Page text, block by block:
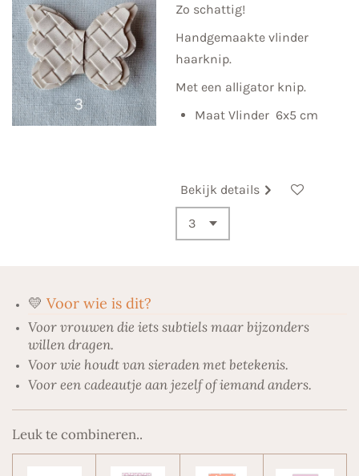
Zo schattig!
Handgemaakte vlinder
haarknip.
Met een alligator knip.
Maat Vlinder 6x5 cm
Bekijk details
💛 Voor wie is dit?
Voor vrouwen die iets subtiels maar bijzonders
willen dragen.
Voor wie houdt van sieraden met betekenis.
Voor een cadeautje aan jezelf of iemand anders.
Leuk te combineren..